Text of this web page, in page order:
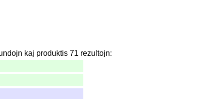
kaj produktis 71 rezultojn: